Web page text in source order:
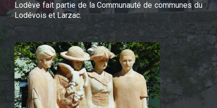
Lodève fait partie de la Communauté de communes du
Lodévois et Larzac.